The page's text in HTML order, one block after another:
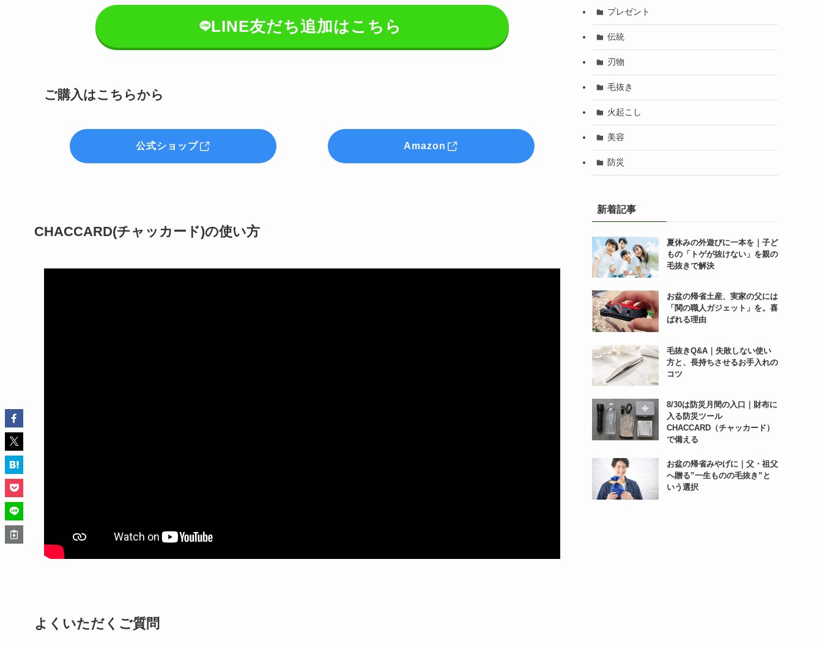
LINE友だち追加はこちら
ご購入はこちらから
公式ショップ Amazon
CHACCARD(チャッカード)の使い方
よくいただくご質問
プレゼント
伝統
刃物
毛抜き
火起こし
美容
防災
新着記事
夏休みの外遊びに一本を｜子ど
もの「トゲが抜けない」を親の
毛抜きで解決
お盆の帰省土産、実家の父には
「関の職人ガジェット」を。喜
ばれる理由
毛抜きQ&A｜失敗しない使い
方と、長持ちさせるお手入れの
コツ
8/30は防災月間の入口｜財布に
入る防災ツール
CHACCARD（チャッカード）
で備える
お盆の帰省みやげに｜父・祖父
へ贈る”一生ものの毛抜き”と
いう選択